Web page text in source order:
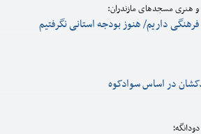
هنری مسجدهای مازندران:
داریم/ هنوز بودجه استانی نگرفتیم
در اساس سوادکوه